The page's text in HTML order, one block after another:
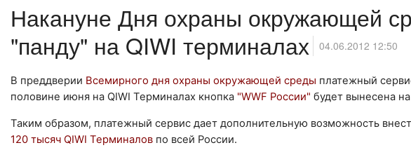
Накануне Дня охраны окружающей
"панду" на QIWI терминалах
04.06.2012 12:50
В преддверии Всемирного дня охраны окружающей среды платежный
половине июня на QIWI Терминалах кнопка "WWF России" будет вынесена
Таким образом, платежный сервис дает дополнительную возможность
120 тысяч QIWI Терминалов по всей России.